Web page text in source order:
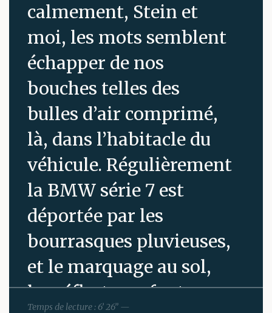
calmement, Stein et
moi, les mots semblent
échapper de nos
bouches telles des
bulles d’air comprimé,
là, dans l’habitacle du
véhicule. Régulièrement
la BMW série 7 est
déportée par les
bourrasques pluvieuses,
et le marquage au sol,
les réflecteurs font
Temps de lecture : 6’ 26” —